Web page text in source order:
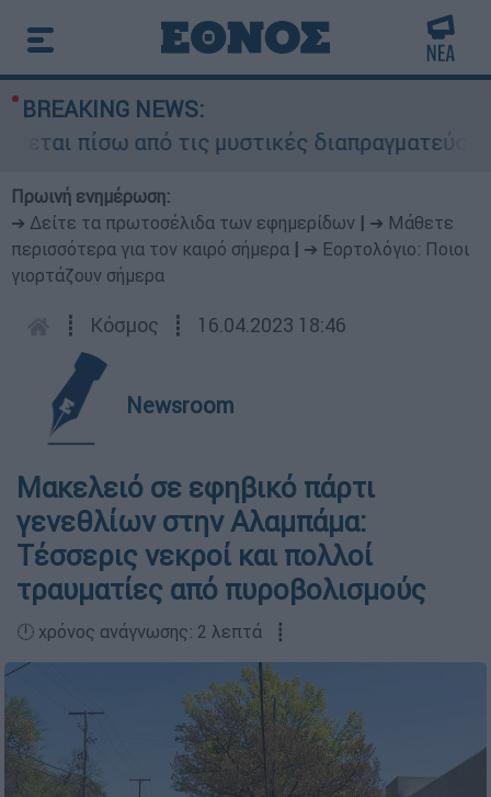
BREAKING NEWS:
πίσω από τις μυστικές διαπραγματεύσεις
Πρωινή ενημέρωση:
➔ Δείτε τα πρωτοσέλιδα των εφημερίδων
➔ Μάθετε
περισσότερα για τον καιρό σήμερα
➔ Εορτολόγιο: Ποιοι
γιορτάζουν σήμερα
┋ Κόσμος ┋ 16.04.2023 18:46
Newsroom
Μακελειό σε εφηβικό πάρτι
γενεθλίων στην Αλαμπάμα:
Τέσσερις νεκροί και πολλοί
τραυματίες από πυροβολισμούς
🕛 χρόνος ανάγνωσης: 2 λεπτά ┋